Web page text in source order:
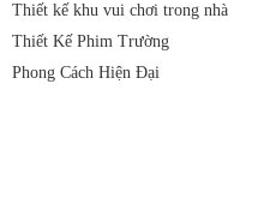
Thiết kế khu vui chơi trong nhà
Thiết Kế Phim Trường
Phong Cách Hiện Đại